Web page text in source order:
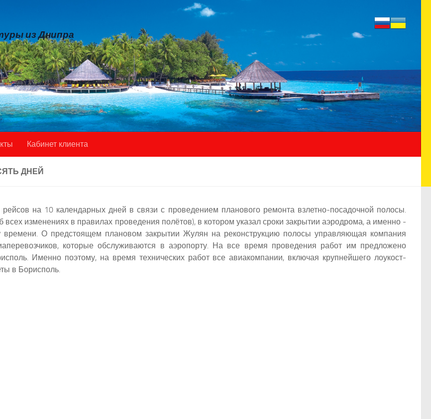
из Днипра
Кабинет клиента
ДНЕЙ
на 10 календарных дней в связи с проведением планового ремонта взлетно-посадочной полосы.
изменениях в правилах проведения полётов), в котором указал сроки закрытии аэродрома, а именно -
О предстоящем плановом закрытии Жулян на реконструкцию полосы управляющая компания
которые обслуживаются в аэропорту. На все время проведения работ им предложено
Именно поэтому, на время технических работ все авиакомпании, включая крупнейшего лоукост-
в Борисполь.